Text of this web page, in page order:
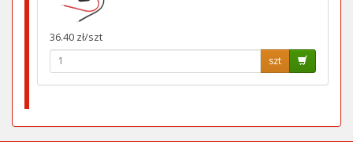
36.40 zł/szt
szt